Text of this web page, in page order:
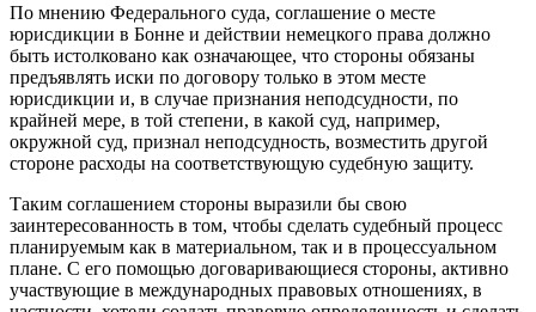
По мнению Федерального суда, соглашение о месте
юрисдикции в Бонне и действии немецкого права должно
быть истолковано как означающее, что стороны обязаны
предъявлять иски по договору только в этом месте
юрисдикции и, в случае признания неподсудности, по
крайней мере, в той степени, в какой суд, например,
окружной суд, признал неподсудность, возместить другой
стороне расходы на соответствующую судебную защиту.
Таким соглашением стороны выразили бы свою
заинтересованность в том, чтобы сделать судебный процесс
планируемым как в материальном, так и в процессуальном
плане. С его помощью договаривающиеся стороны, активно
участвующие в международных правовых отношениях, в